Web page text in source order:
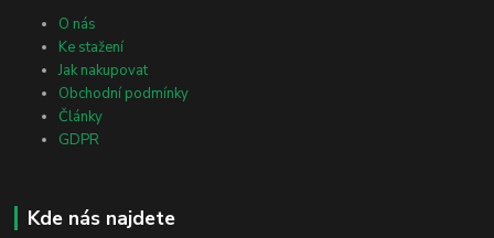
O nás
Ke stažení
Jak nakupovat
Obchodní podmínky
Články
GDPR
Kde nás najdete